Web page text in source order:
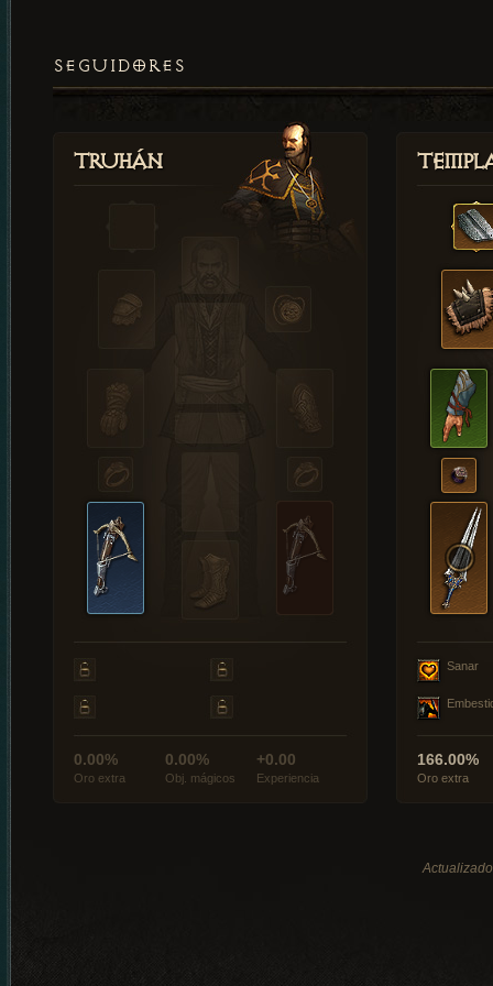
SEGUIDORES
Truhán
0.00%
Oro extra
0.00%
Obj. mágicos
+0.00
Experiencia
Sanar
166.00%
Oro extra